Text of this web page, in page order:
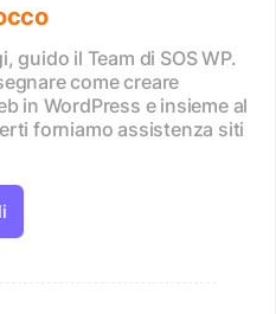
guido il Team di SOS WP.
come creare
in WordPress e insieme al
forniamo assistenza siti